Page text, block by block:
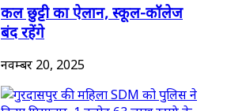
कल छुट्टी का ऐलान, स्कूल-कॉलेज
बंद रहेंगे
नवम्बर 20, 2025